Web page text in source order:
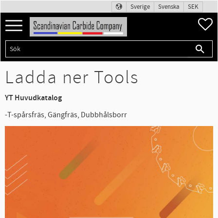
Meny
Sverige Svenska SEK
Ladda ner Tools
YT Huvudkatalog
-T-spårsfräs, Gängfräs, Dubbhålsborr